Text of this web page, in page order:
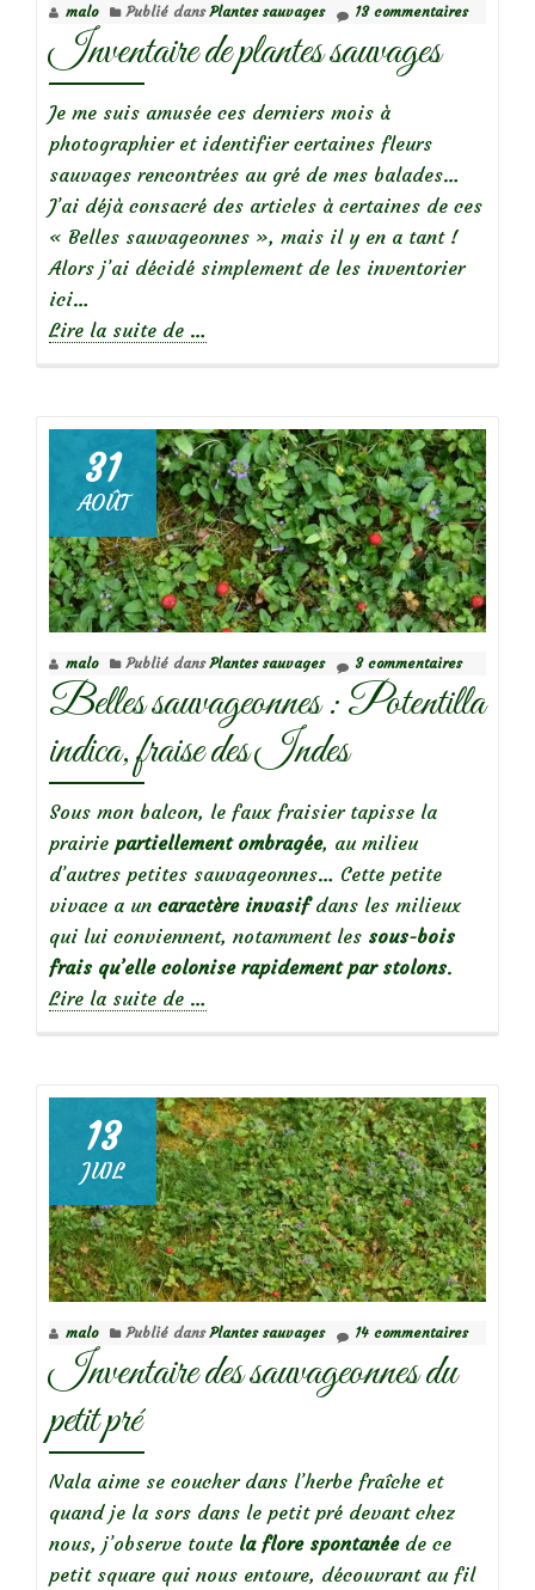
malo Publié dansPlantes sauvages 13 commentaires
Inventaire de plantes sauvages
Je me suis amusée ces derniers mois à
photographier et identifier certaines fleurs
sauvages rencontrées au gré de mes balades…
J’ai déjà consacré des articles à certaines de ces
« Belles sauvageonnes », mais il y en a tant !
Alors j’ai décidé simplement de les inventorier
ici…
Lire la suite de
plantes
sauvages
…
31
AOÛT
malo Publié dansPlantes sauvages 3 commentaires
Belles sauvageonnes : Potentilla
indica, fraise des Indes
Sous mon balcon, le faux fraisier tapisse la
prairie partiellement ombragée, au milieu
d’autres petites sauvageonnes… Cette petite
vivace a un caractère invasifdans les milieux
qui lui conviennent, notamment les sous-bois
frais qu’elle colonise rapidement par stolons.
Lire la suite de à
:
Potentilla
indica,
fraise
des
Indes
…
13
JUIL
malo Publié dansPlantes sauvages 14 commentaires
Inventaire des sauvageonnes du
petit pré
Nala aime se coucher dans l’herbe fraîche et
quand je la sors dans le petit pré devant chez
nous, j’observe toute la flore spontanéede ce
petit square qui nous entoure, découvrant au fil